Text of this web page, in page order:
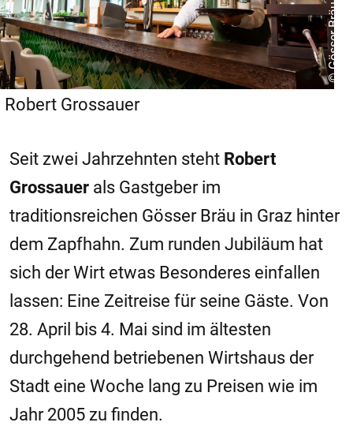
© Gösser Bräu
Robert Grossauer
Seit zwei Jahrzehnten steht Robert
Grossauer als Gastgeber im
traditionsreichen Gösser Bräu in Graz hinter
dem Zapfhahn. Zum runden Jubiläum hat
sich der Wirt etwas Besonderes einfallen
lassen: Eine Zeitreise für seine Gäste. Von
28. April bis 4. Mai sind im ältesten
durchgehend betriebenen Wirtshaus der
Stadt eine Woche lang zu Preisen wie im
Jahr 2005 zu finden.